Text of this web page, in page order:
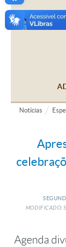
Notícias
MODIFICADO:
Agenda